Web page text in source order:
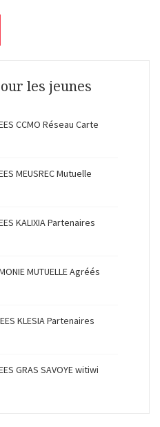
les jeunes
CCMO Réseau Carte
MEUSREC Mutuelle
KALIXIA Partenaires
MUTUELLE Agréés
KLESIA Partenaires
GRAS SAVOYE witiwi